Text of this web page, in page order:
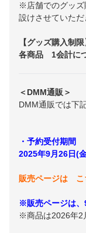
※店舗でのグッズ
設けさせていただ
【グッズ購入制限
各商品 1会計に
＜DMM通販＞
DMM通販では下
・予約受付期間
2025年9月26日(
販売ページは こ
※販売ページは、
※商品は2026年2